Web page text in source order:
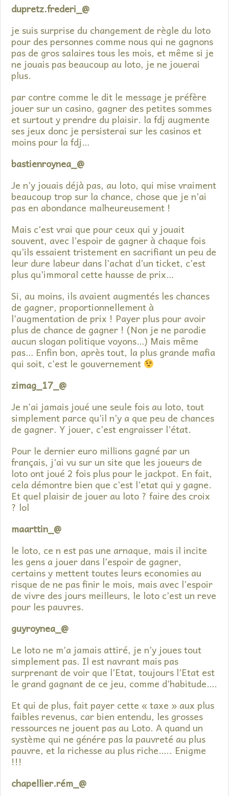
dupretz.frederi_@
je suis surprise du changement de règle du loto
pour des personnes comme nous qui ne gagnons
pas de gros salaires tous les mois, et même si je
ne jouais pas beaucoup au loto, je ne jouerai
plus.
par contre comme le dit le message je préfère
jouer sur un casino, gagner des petites sommes
et surtout y prendre du plaisir. la fdj augmente
ses jeux donc je persisterai sur les casinos et
moins pour la fdj…
bastienroynea_@
Je n’y jouais déjà pas, au loto, qui mise vraiment
beaucoup trop sur la chance, chose que je n’ai
pas en abondance malheureusement !
Mais c’est vrai que pour ceux qui y jouait
souvent, avec l’espoir de gagner à chaque fois
qu’ils essaient tristement en sacrifiant un peu de
leur dure labeur dans l’achat d’un ticket, c’est
plus qu’immoral cette hausse de prix…
Si, au moins, ils avaient augmentés les chances
de gagner, proportionnellement à
l’augmentation de prix ! Payer plus pour avoir
plus de chance de gagner ! (Non je ne parodie
aucun slogan politique voyons…) Mais même
pas… Enfin bon, après tout, la plus grande mafia
qui soit, c’est le gouvernement
zimag_17_@
Je n’ai jamais joué une seule fois au loto, tout
simplement parce qu’il n’y a que peu de chances
de gagner. Y jouer, c’est engraisser l’état.
Pour le dernier euro millions gagné par un
français, j’ai vu sur un site que les joueurs de
loto ont joué 2 fois plus pour le jackpot. En fait,
cela démontre bien que c’est l’etat qui y gagne.
Et quel plaisir de jouer au loto ? faire des croix
? lol
maarttin_@
le loto, ce n est pas une arnaque, mais il incite
les gens a jouer dans l’espoir de gagner,
certains y mettent toutes leurs economies au
risque de ne pas finir le mois, mais avec l’espoir
de vivre des jours meilleurs, le loto c’est un reve
pour les pauvres.
guyroynea_@
Le loto ne m’a jamais attiré, je n’y joues tout
simplement pas. Il est navrant mais pas
surprenant de voir que l’Etat, toujours l’Etat est
le grand gagnant de ce jeu, comme d’habitude….
Et qui de plus, fait payer cette « taxe » aux plus
faibles revenus, car bien entendu, les grosses
ressources ne jouent pas au Loto. A quand un
système qui ne génére pas la pauvreté au plus
pauvre, et la richesse au plus riche….. Enigme
!!!
chapellier.rém_@